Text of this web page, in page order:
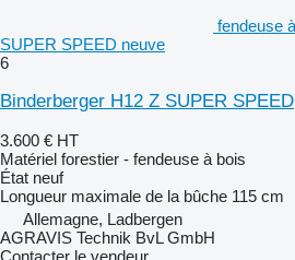
fendeuse
SUPER SPEED neuve
6
Binderberger H12 Z SUPER SPEED
3.600 € HT
Matériel forestier - fendeuse à bois
État neuf
Longueur maximale de la bûche 115 cm
Allemagne, Ladbergen
AGRAVIS Technik BvL GmbH
Contacter le vendeur